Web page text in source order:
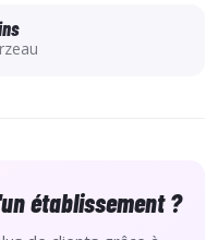
établissement ?